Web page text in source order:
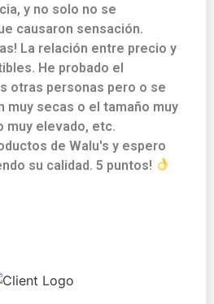
y no solo no se
causaron sensación.
La relación entre precio y
He probado el
otras personas pero o se
muy secas o el tamaño muy
muy elevado, etc.
de Walu's y espero
su calidad. 5 puntos!